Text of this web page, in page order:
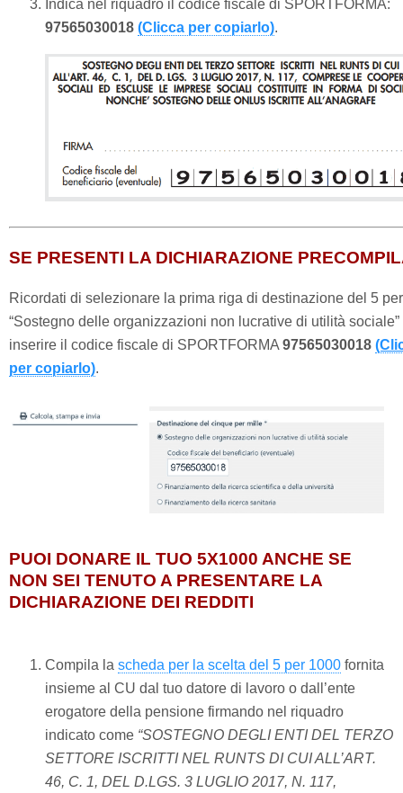
Indica nel riquadro il codice fiscale di SPORTFORMA:
97565030018 (Clicca per copiarlo).
SE PRESENTI LA DICHIARAZIONE
Ricordati di selezionare la prima riga di destinazione del 5
“Sostegno delle organizzazioni non lucrative di utilità sociale”
inserire il codice fiscale di SPORTFORMA 97565030018
per copiarlo).
PUOI DONARE IL TUO 5X1000 ANCHE SE
NON SEI TENUTO A PRESENTARE LA
DICHIARAZIONE DEI REDDITI
Compila la scheda per la scelta del 5 per 1000 fornita
insieme al CU dal tuo datore di lavoro o dall’ente
erogatore della pensione firmando nel riquadro
indicato come “SOSTEGNO DEGLI ENTI DEL TERZO
SETTORE ISCRITTI NEL RUNTS DI CUI ALL’ART.
46, C. 1, DEL D.LGS. 3 LUGLIO 2017, N. 117,